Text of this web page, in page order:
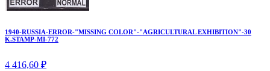
1940-RUSSIA-ERROR-"MISSING COLOR"-"AGRICULTURAL EXHIBITION"-30
K.STAMP-MI-772
4 416,60 ₽